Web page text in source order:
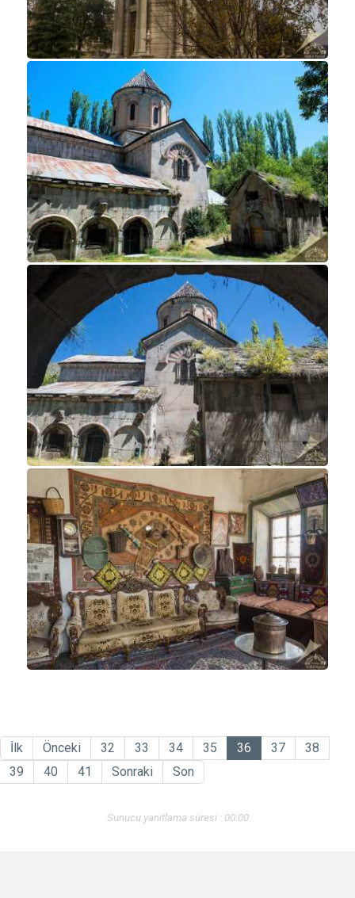
İlk Önceki 32 33 34 35 36 37
38
39
40 41 Sonraki Son
Sunucu yanıtlama süresi : 00:00